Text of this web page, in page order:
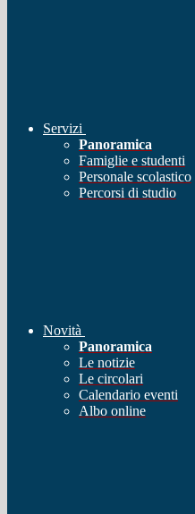
Servizi
Panoramica
Famiglie e studenti
Personale scolastico
Percorsi di studio
Novità
Panoramica
Le notizie
Le circolari
Calendario eventi
Albo online